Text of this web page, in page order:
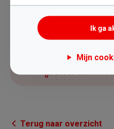
Dit artikel
Dit artikel
Terug naar overzicht
Ik ga
Mijn